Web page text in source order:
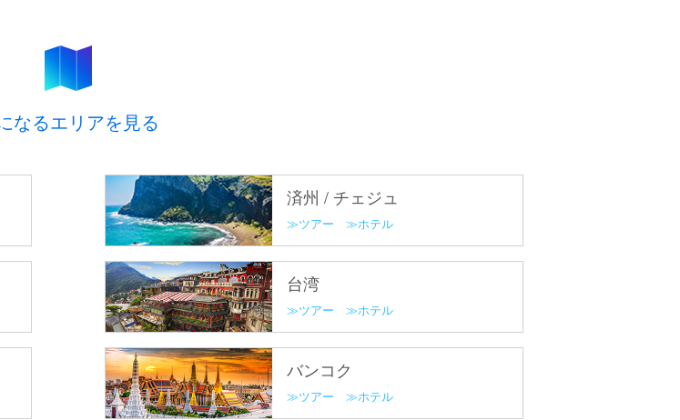
なるエリアを見る
済州 / チェジュ
ツアー ホテル
台湾
ツアー ホテル
バンコク
ツアー ホテル